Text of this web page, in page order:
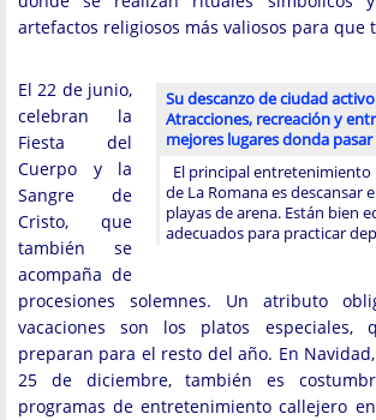
artefactos religiosos más valiosos para que
Su descanzo de ciudad
Atracciones, recreación y
mejores lugares donda
El principal entretenimiento
de La Romana es descansar
playas de arena. Están bien
adecuados para practicar
El 22 de junio,
celebran la
Fiesta del
Cuerpo y la
Sangre de
Cristo, que
también se
acompaña de
procesiones solemnes. Un atributo
vacaciones son los platos
preparan para el resto del año. En
25 de diciembre, también es
programas de entretenimiento callejero